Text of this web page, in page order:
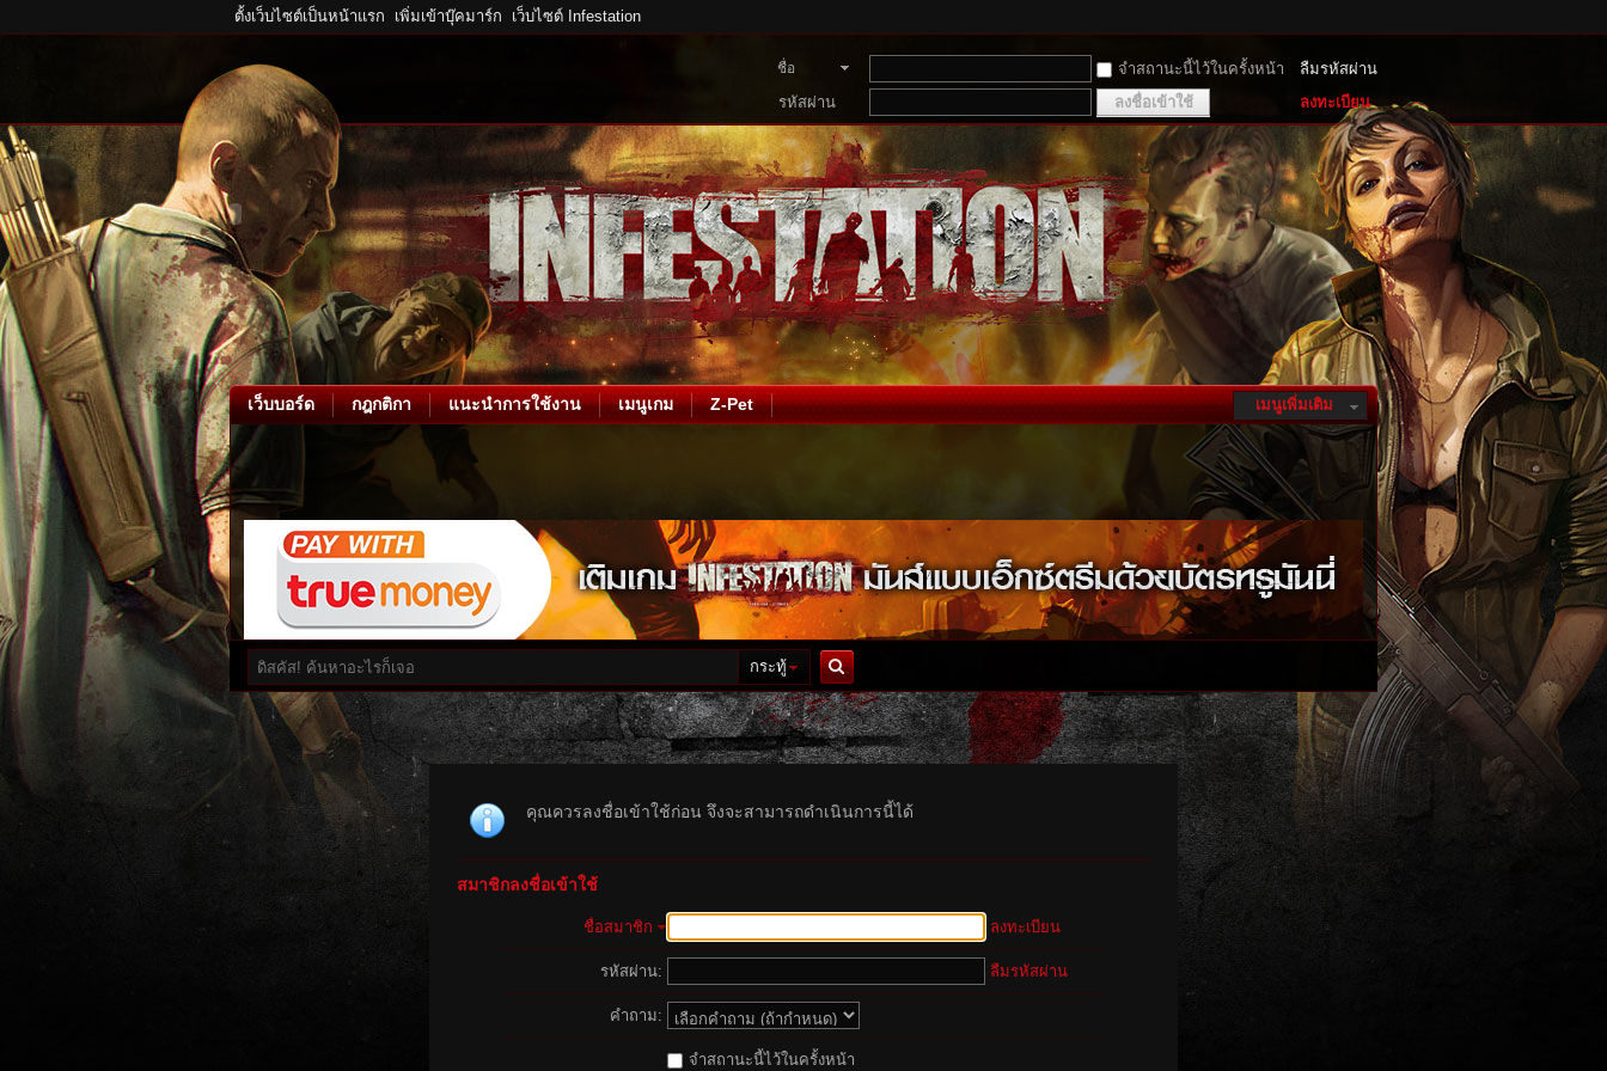
ตั้งเว็บไซต์เป็นหน้าแรก เพิ่มเข้าบุ๊คมาร์ก เว็บไซต์ Infestation
ชื่อ
สมาชิก
จำสถานะนี้ไว้ในครั้งหน้า
ลืมรหัสผ่าน
รหัสผ่าน
ลงชื่อเข้าใช้ ลงทะเบียน
เมนูเพิ่มเติม
เว็บบอร์ด กฎกติกา แนะนำการใช้งาน เมนูเกม Z-Pet
กระทู้
ค้นหา
คุณควรลงชื่อเข้าใช้ก่อน จึงจะสามารถดำเนินการนี้ได้
สมาชิกลงชื่อเข้าใช้
ชื่อสมาชิก ลงทะเบียน
รหัสผ่าน: ลืมรหัสผ่าน
คำถาม:
จำสถานะนี้ไว้ในครั้งหน้า